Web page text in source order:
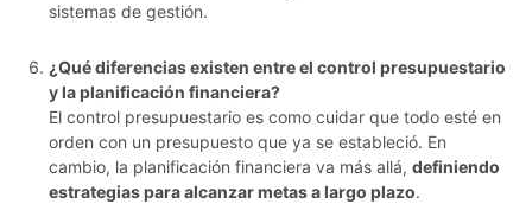
sistemas de gestión.
¿Qué diferencias existen entre el control presupuestario
y la planificación financiera?
El control presupuestario es como cuidar que todo esté en
orden con un presupuesto que ya se estableció. En
cambio, la planificación financiera va más allá, definiendo
estrategias para alcanzar metas a largo plazo.